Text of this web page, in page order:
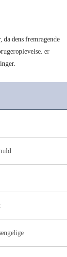
dens fremragende
er